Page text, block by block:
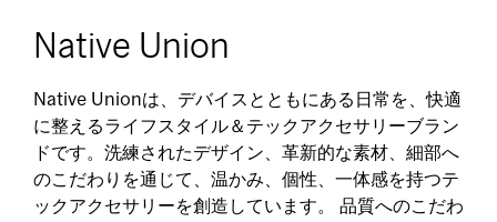
Native Union
Native Unionは、デバイスとともにある日常を、快適
に整えるライフスタイル＆テックアクセサリーブラン
ドです。洗練されたデザイン、革新的な素材、細部へ
のこだわりを通じて、温かみ、個性、一体感を持つテ
ックアクセサリーを創造しています。 品質へのこだわ